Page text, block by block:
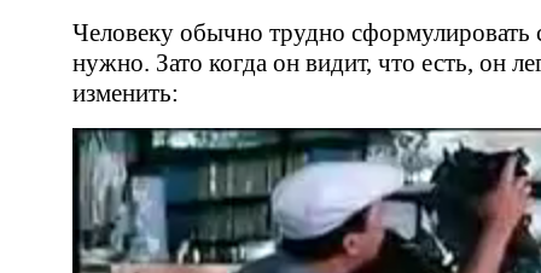
Человеку обычно трудно сформулировать
нужно. Зато когда он видит, что есть, он
изменить: